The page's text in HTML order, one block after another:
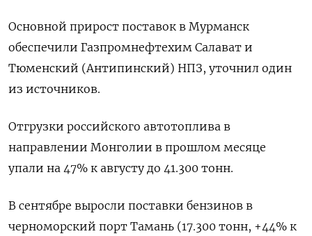
Основной прирост поставок в Мурманск
обеспечили Газпромнефтехим Салават и
Тюменский (Антипинский) НПЗ, уточнил один
из источников.
Отгрузки российского автотоплива в
направлении Монголии в прошлом месяце
упали на 47% к августу до 41.300 тонн.
В сентябре выросли поставки бензинов в
черноморский порт Тамань (17.300 тонн, +44% к